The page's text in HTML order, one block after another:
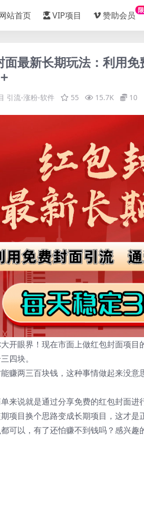
站首页 VIP项目 赞助会员
面最新长期玩法：利用
引流-涨粉-软件 55 15.7K 10
开眼界！现在市面上做红包封面项
四块。
赚两三百块钱，这种事情做起来没
来说就是通过分享免费的红包封面
项目换个思路变成长期项目，这才是
可以，有了还怕赚不到钱吗？感兴趣